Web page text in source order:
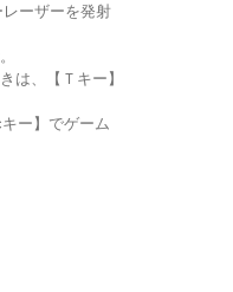
ーザーを発射
は、【Ｔキー】
ー】でゲーム